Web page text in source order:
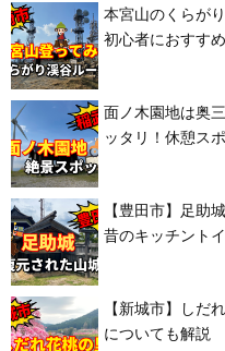
本宮山のくらが
初心者におすすめ
面ノ木園地は奥
ッタリ！休憩ス
【豊田市】足助
昔のキッチント
【新城市】しだ
についても解説